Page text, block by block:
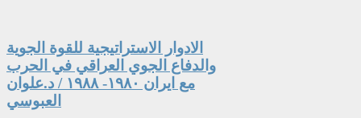
الادوار الاستراتيجية للقوة الجوية
والدفاع الجوي العراقي في الحرب
مع ايران ١٩٨٠- ١٩٨٨ / د.علوان
العبوسي